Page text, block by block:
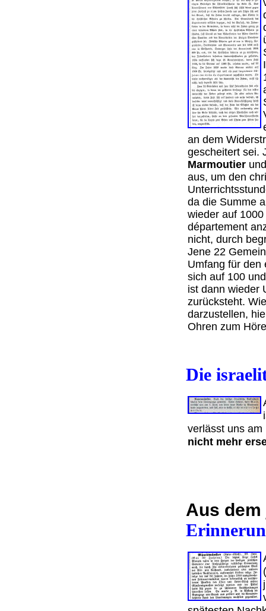
an dem
gescheitert sei.
Marmoutier
aus, um den
da die Summe
wieder auf
département
nicht, durch
Jene 22
Umfang für den
sich auf 100
ist dann wieder
zurücksteht.
darzustellen,
Ohren zum
Die
verlässt uns
nicht mehr
Aus
(